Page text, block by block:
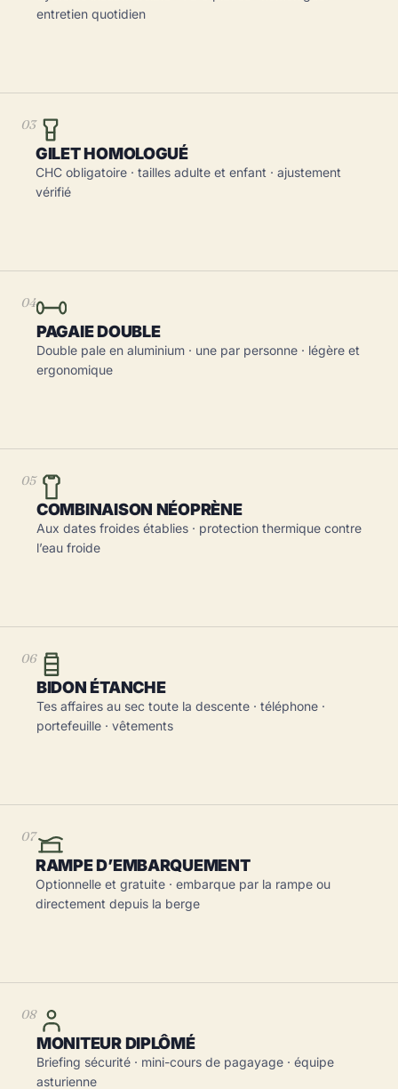
entretien quotidien
03
GILET HOMOLOGUÉ
CHC obligatoire · tailles adulte et enfant · ajustement
vérifié
04
PAGAIE DOUBLE
Double pale en aluminium · une par personne · légère et
ergonomique
05
COMBINAISON NÉOPRÈNE
Aux dates froides établies · protection thermique contre
l’eau froide
06
BIDON ÉTANCHE
Tes affaires au sec toute la descente · téléphone ·
portefeuille · vêtements
07
RAMPE D’EMBARQUEMENT
Optionnelle et gratuite · embarque par la rampe ou
directement depuis la berge
08
MONITEUR DIPLÔMÉ
Briefing sécurité · mini-cours de pagayage · équipe
asturienne